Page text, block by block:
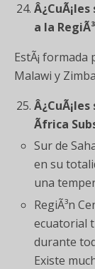
a la
EstÃ¡
Malawi y
Ãfrica
Sur de
en su
una
RegiÃ³n
ecuatorial
durante
Existe